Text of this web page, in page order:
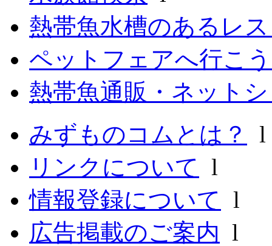
熱帯魚水槽のあるレ
ペットフェアへ行こ
熱帯魚通販・ネット
みずものコムとは？
リンクについて l
情報登録について l
広告掲載のご案内 l